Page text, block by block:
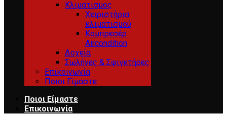
Κλιματισμος
Χειριστήρια
κλιματισμού
Κομπρεσέρ
Aircondition
Δοχεία
Σωλήνες & Σφιγκτήρες
Επικοινωνία
Ποιοι Είμαστε
Ποιοι Είμαστε
Επικοινωνία